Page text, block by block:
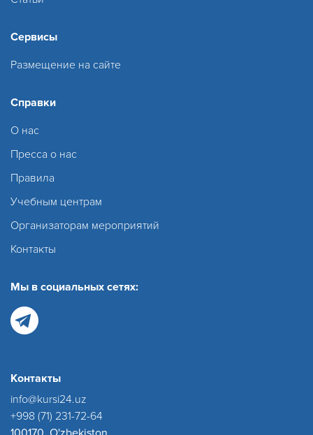
Сервисы
Размещение на сайте
Справки
О нас
Пресса о нас
Правила
Учебным центрам
Организаторам мероприятий
Контакты
Мы в социальных сетях:
Контакты
info@kursi24.uz
+998 (71) 231-72-64